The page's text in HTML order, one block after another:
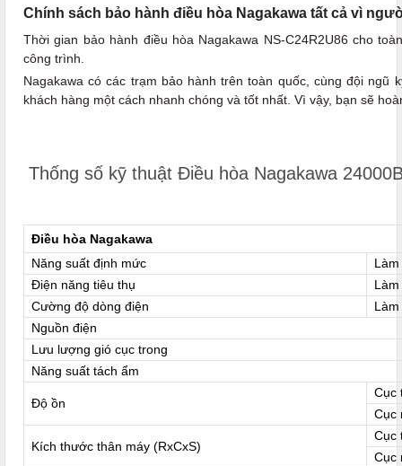
Chính sách bảo hành điều hòa Nagakawa tất cả vì
Thời gian bảo hành điều hòa Nagakawa NS-C24R2U86 cho
công trình.
Nagakawa có các trạm bảo hành trên toàn quốc, cùng đội
khách hàng một cách nhanh chóng và tốt nhất. Vì vậy, bạn sẽ
Thống số kỹ thuật Điều hòa Nagakawa
Điều hòa Nagakawa
Năng suất định mức
Điện năng tiêu thụ
Cường độ dòng điện
Nguồn điện
Lưu lượng gió cục trong
Năng suất tách ẩm
Độ ồn
Cục
Cục
Kích thước thân máy (RxCxS)
Cục
Cục